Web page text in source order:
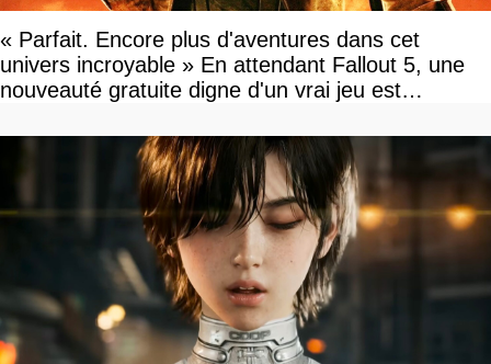
« Parfait. Encore plus d'aventures dans cet
univers incroyable » En attendant Fallout 5, une
nouveauté gratuite digne d'un vrai jeu est